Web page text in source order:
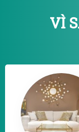
VÌ